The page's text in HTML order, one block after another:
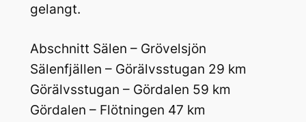
gelangt.
Abschnitt Sälen – Grövelsjön
Sälenfjällen – Görälvsstugan 29 km
Görälvsstugan – Gördalen 59 km
Gördalen – Flötningen 47 km